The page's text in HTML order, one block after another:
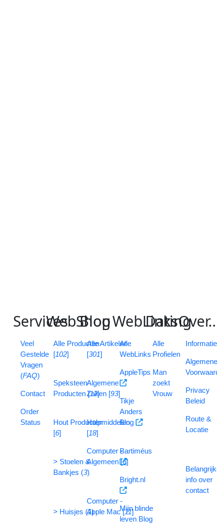
Services
Veel
Gestelde
Vragen
(FAQ)
Contact
Order
Status
WebShop
Alle Producten
[102]
Speksteen
Producten [12]
Hout Producten
[6]
> Stoelen &
Bankjes (3)
> Huisjes (1)
Blog
AlleArtikelen
[301]
Algemene
Zaken [93]
Hulpmiddelen
[18]
Computer -
Algemeen [6]
Computer -
Apple Mac [11]
WebLinks
Alle
WebLinks
AppleTips
Tikje
Anders
Blog
Bartiméus
Bright.nl
Mijn blinde
leven Blog
Dating
Alle
Profielen
Man
zoekt
Vrouw
Over..
Informatie
Privacy
Beleid
Route &
Locatie
info over
contact